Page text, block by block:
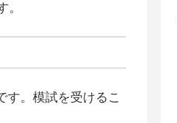
。
す。模試を受けるこ